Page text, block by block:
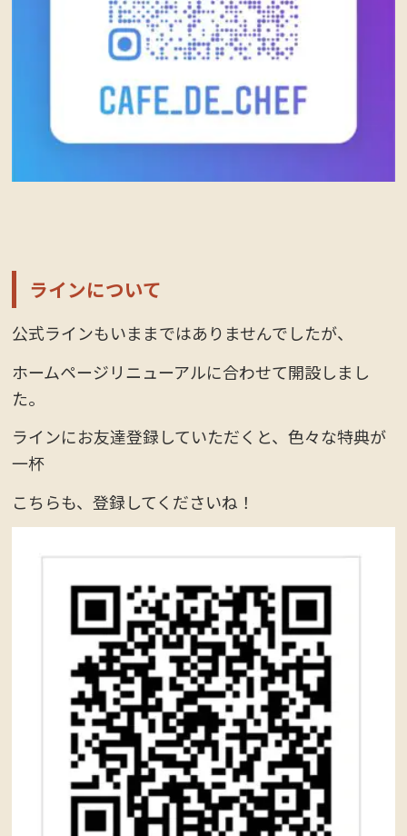
ラインについて
公式ラインもいままではありませんでしたが、
ホームページリニューアルに合わせて開設しまし
た。
ラインにお友達登録していただくと、色々な特典が
一杯
こちらも、登録してくださいね！